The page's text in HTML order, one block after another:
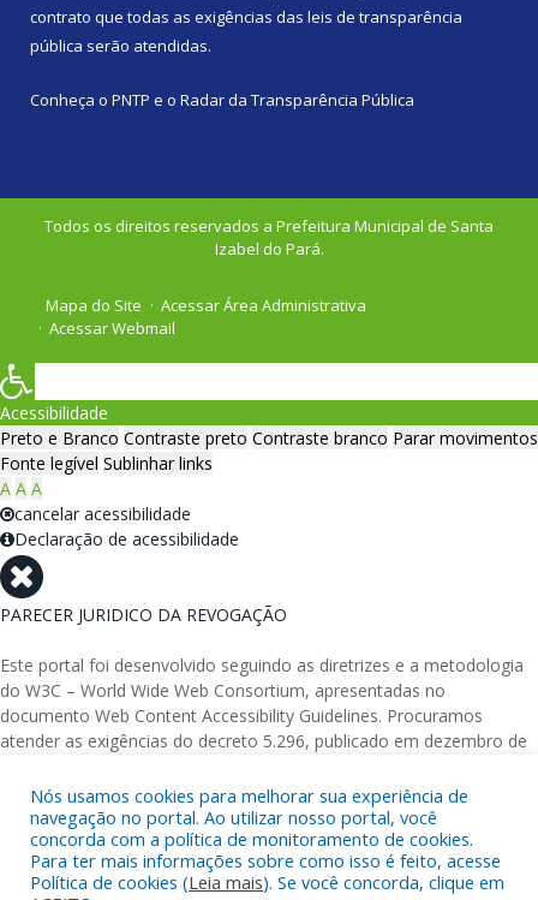
contrato que todas as exigências das leis de transparência
pública serão atendidas.
Conheça o PNTP e o Radar da Transparência Pública
Todos os direitos reservados a Prefeitura Municipal de Santa
Izabel do Pará.
Mapa do Site
Acessar Área Administrativa
Acessar Webmail
Nós usamos cookies para melhorar sua experiência de
navegação no portal. Ao utilizar nosso portal, você
concorda com a política de monitoramento de cookies.
Para ter mais informações sobre como isso é feito, acesse
Política de cookies (Leia mais). Se você concorda, clique em
Acessibilidade
Preto e Branco Contraste preto Contraste branco Parar movimentos
Fonte legível Sublinhar links
A A A
cancelar acessibilidade
Declaração de acessibilidade
PARECER JURIDICO DA REVOGAÇÃO
Este portal foi desenvolvido seguindo as diretrizes e a metodologia
do W3C – World Wide Web Consortium, apresentadas no
documento Web Content Accessibility Guidelines. Procuramos
atender as exigências do decreto 5.296, publicado em dezembro de
eletrônicos da administração pública na rede mundial de
computadores para o uso das pessoas com necessidades especiais,
garantindo-lhes o pleno acesso aos conteúdos disponíveis.
Além de validações automáticas, foram realizados testes em